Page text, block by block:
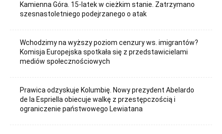
Kamienna Góra. 15-latek w cieżkim stanie. Zatrzymano
szesnastoletniego podejrzanego o atak
Wchodzimy na wyższy poziom cenzury ws. imigrantów?
Komisja Europejska spotkała się z przedstawicielami
mediów społecznościowych
Prawica odzyskuje Kolumbię. Nowy prezydent Abelardo
de la Espriella obiecuje walkę z przestępczością i
ograniczenie państwowego Lewiatana